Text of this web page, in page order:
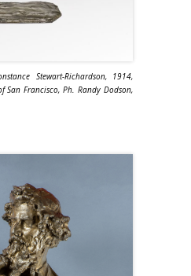
Stewart-Richardson, 1914,
San Francisco, Ph. Randy Dodson,